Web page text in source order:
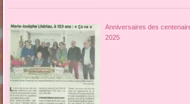
Anniversaires des
2025